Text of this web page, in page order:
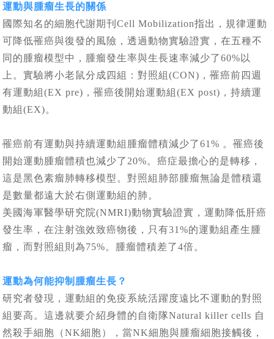
運動與腫瘤生長的關係
國際知名的細胞代謝期刊Cell Mobilization指出，規律運動
可降低罹癌與復發的風險，透過動物實驗證實，在五種不
同的腫瘤模型中，腫瘤發生率與生長速率減少了60%以
上。實驗將小老鼠分成四組：對照組(CON)，罹癌前四週
有運動組(EX pre)，罹癌後開始運動組(EX post)，持續運
動組(EX)。
罹癌前有運動與持續運動組腫瘤體積減少了61% 。罹癌後
開始運動腫瘤體積也減少了20%。癌症最擔心的是轉移，
這是黑色素瘤肺轉移模型。對照組肺部腫瘤無論是體積還
是數量都遠大於右側運動組的肺。
美國海軍醫學研究院(NMRI)動物實驗證實，運動降低肝癌
發生率，在注射強效致癌物後，只有31%的運動組產生腫
瘤，而對照組則為75%。腫瘤體積差了4倍。
運動為何能抑制腫瘤生長？
研究者發現，運動組的免疫系統活躍度遠比不運動的對照
組要高。這邊就要介紹身體的自衛隊Natural killer cells 自
然殺手細胞（NK細胞），當NK細胞與腫瘤細胞接觸後，